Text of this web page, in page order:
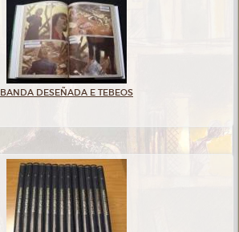
BANDA DESEÑADA E TEBEOS